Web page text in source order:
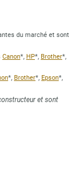
du marché et sont
Canon*, HP*, Brother*,
*, Brother*, Epson*,
et sont